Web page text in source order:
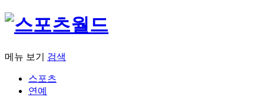
메뉴 보기 검색
스포츠
연예